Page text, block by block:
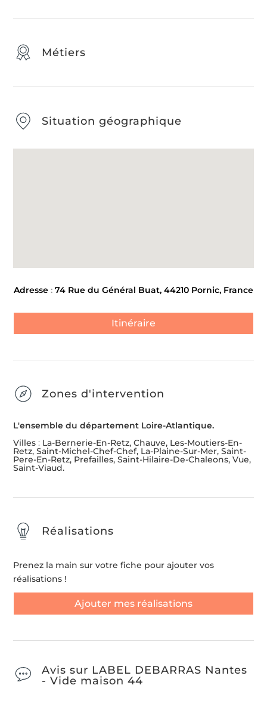
Métiers
Situation géographique
Adresse : 74 Rue du Général Buat, 44210 Pornic, France
Itinéraire
Zones d'intervention
L'ensemble du département Loire-Atlantique.
Villes : La-Bernerie-En-Retz, Chauve, Les-Moutiers-En-
Retz, Saint-Michel-Chef-Chef, La-Plaine-Sur-Mer, Saint-
Pere-En-Retz, Prefailles, Saint-Hilaire-De-Chaleons, Vue,
Saint-Viaud.
Réalisations
Prenez la main sur votre fiche pour ajouter vos
réalisations !
Ajouter mes réalisations
Avis sur LABEL DEBARRAS Nantes
- Vide maison 44